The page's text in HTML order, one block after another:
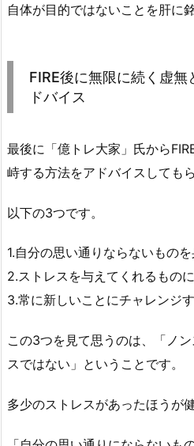
自体が目的ではないことを肝に
FIRE後に無限に続く虚
ドバイス
最後に「億トレ大家」氏から
峙する方法をアドバイスしても
以下の3つです。
1.自分の思い通りならないものを
2.ストレスを与えてくれるもの
3.常に新しいことにチャレンジ
この3つを見て思うのは、「ノ
スではない」ということです。
多少のストレスがあったほうが